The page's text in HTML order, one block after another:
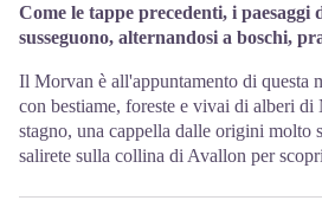
Come le tappe precedenti, i paesaggi
susseguono, alternandosi a boschi,
Il Morvan è all'appuntamento di questa
con bestiame, foreste e vivai di alberi di
stagno, una cappella dalle origini molto
salirete sulla collina di Avallon per